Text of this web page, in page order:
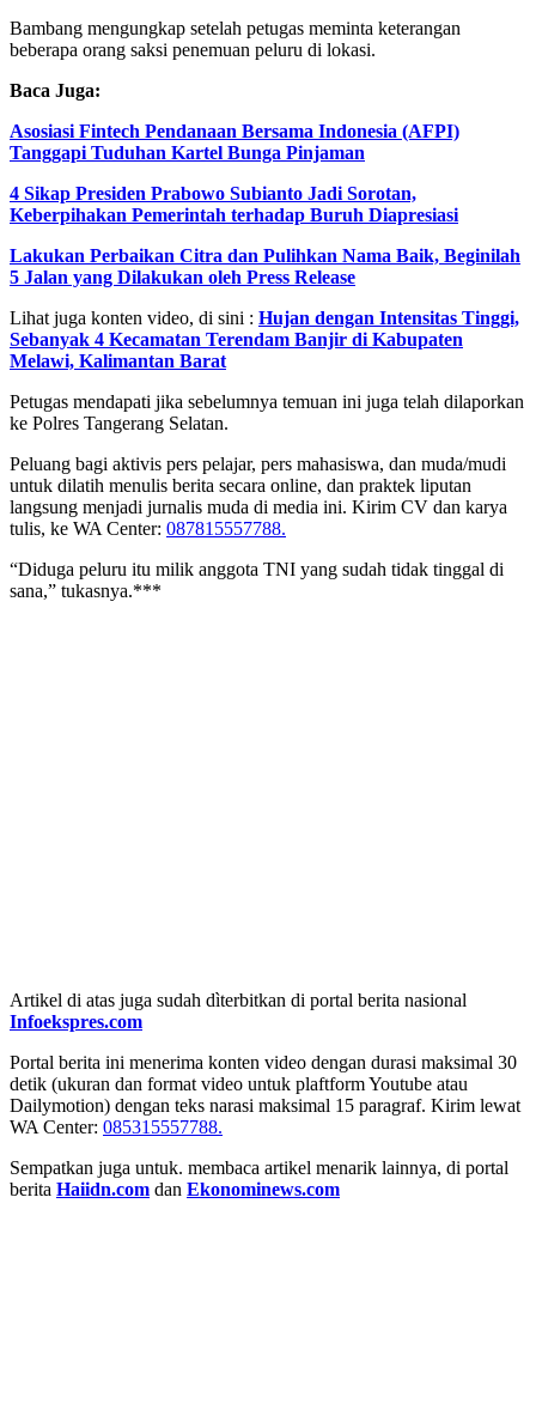
Bambang mengungkap setelah petugas meminta keterangan
beberapa orang saksi penemuan peluru di lokasi.
Baca Juga:
Asosiasi Fintech Pendanaan Bersama Indonesia (AFPI)
Tanggapi Tuduhan Kartel Bunga Pinjaman
4 Sikap Presiden Prabowo Subianto Jadi Sorotan,
Keberpihakan Pemerintah terhadap Buruh Diapresiasi
Lakukan Perbaikan Citra dan Pulihkan Nama Baik, Beginilah
5 Jalan yang Dilakukan oleh Press Release
Lihat juga konten video, di sini : Hujan dengan Intensitas Tinggi,
Sebanyak 4 Kecamatan Terendam Banjir di Kabupaten
Melawi, Kalimantan Barat
Petugas mendapati jika sebelumnya temuan ini juga telah dilaporkan
ke Polres Tangerang Selatan.
Peluang bagi aktivis pers pelajar, pers mahasiswa, dan muda/mudi
untuk dilatih menulis berita secara online, dan praktek liputan
langsung menjadi jurnalis muda di media ini. Kirim CV dan karya
tulis, ke WA Center: 087815557788.
“Diduga peluru itu milik anggota TNI yang sudah tidak tinggal di
sana,” tukasnya.***
Artikel di atas juga sudah dìterbitkan di portal berita nasional
Infoekspres.com
Portal berita ini menerima konten video dengan durasi maksimal 30
detik (ukuran dan format video untuk plaftform Youtube atau
Dailymotion) dengan teks narasi maksimal 15 paragraf. Kirim lewat
WA Center: 085315557788.
Sempatkan juga untuk. membaca artikel menarik lainnya, di portal
berita Haiidn.com dan Ekonominews.com